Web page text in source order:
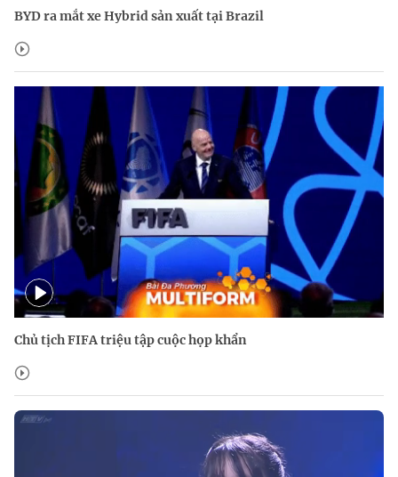
BYD ra mắt xe Hybrid sản xuất tại Brazil
Chủ tịch FIFA triệu tập cuộc họp khẩn